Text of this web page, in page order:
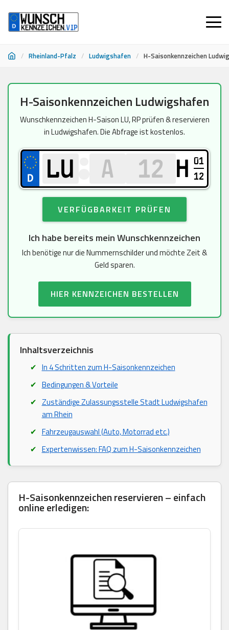
/ Rheinland-Pfalz / Ludwigshafen / H-Saisonkennzeichen
Zum
Inhalt
springen
H-Saisonkennzeichen Ludwigshafen
Wunschkennzeichen H-Saison LU, RP prüfen & reservieren
in Ludwigshafen. Die Abfrage ist kostenlos.
H 01
12
VERFÜGBARKEIT PRÜFEN
Ich habe bereits mein Wunschkennzeichen
Ich benötige nur die Nummernschilder und möchte Zeit &
Geld sparen.
HIER KENNZEICHEN BESTELLEN
Inhaltsverzeichnis
In 4 Schritten zum H-Saisonkennzeichen
Bedingungen & Vorteile
Zuständige Zulassungsstelle Stadt Ludwigshafen
am Rhein
Fahrzeugauswahl (Auto, Motorrad etc.)
Expertenwissen: FAQ zum H-Saisonkennzeichen
H-Saisonkennzeichen reservieren – einfach
online erledigen: